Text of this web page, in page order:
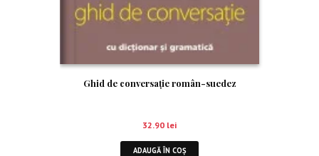
Ghid de conversaţie român-suedez
32.90 lei
ADAUGĂ ÎN COȘ